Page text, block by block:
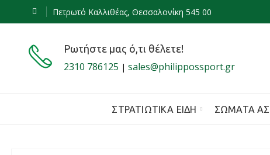
Πετρωτό Καλλιθέας, Θεσσαλονίκη 545 00
Ρωτήστε μας ό,τι θέλετε!
2310 786125 | sales@philippossport.gr
ΣΤΡΑΤΙΩΤΙΚΆ ΕΊΔΗ ΣΏΜΑΤΑ